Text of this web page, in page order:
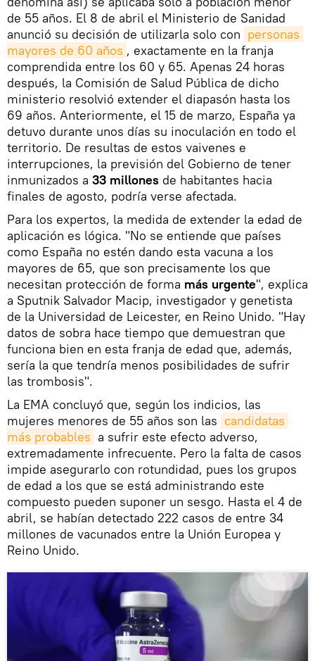
de 55 años. El 8 de abril el Ministerio de Sanidad
anunció su decisión de utilizarla solo con personas
mayores de 60 años , exactamente en la franja
comprendida entre los 60 y 65. Apenas 24 horas
después, la Comisión de Salud Pública de dicho
ministerio resolvió extender el diapasón hasta los
69 años. Anteriormente, el 15 de marzo, España ya
detuvo durante unos días su inoculación en todo el
territorio. De resultas de estos vaivenes e
interrupciones, la previsión del Gobierno de tener
inmunizados a 33 millones de habitantes hacia
finales de agosto, podría verse afectada.
Para los expertos, la medida de extender la edad de
aplicación es lógica. "No se entiende que países
como España no estén dando esta vacuna a los
mayores de 65, que son precisamente los que
necesitan protección de forma más urgente", explica
a Sputnik Salvador Macip, investigador y genetista
de la Universidad de Leicester, en Reino Unido. "Hay
datos de sobra hace tiempo que demuestran que
funciona bien en esta franja de edad que, además,
sería la que tendría menos posibilidades de sufrir
las trombosis".
La EMA concluyó que, según los indicios, las
mujeres menores de 55 años son las candidatas
más probables a sufrir este efecto adverso,
extremadamente infrecuente. Pero la falta de casos
impide asegurarlo con rotundidad, pues los grupos
de edad a los que se está administrando este
compuesto pueden suponer un sesgo. Hasta el 4 de
abril, se habían detectado 222 casos de entre 34
millones de vacunados entre la Unión Europea y
Reino Unido.